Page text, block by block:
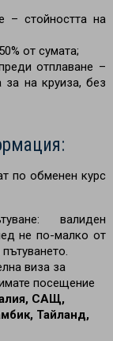
– стойността на
50% от сумата;
отплаване –
за на круиза, без
по обменен курс
валиден
не по-малко от
виза за
посещение
САЩ,
Тайланд,